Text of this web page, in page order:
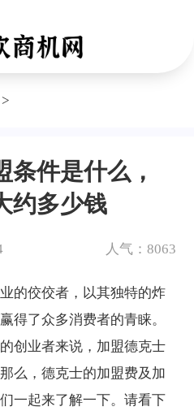
>
条件是什么，
约多少钱
人气：8063
佼佼者，以其独特的炸
得了众多消费者的青睐。
创业者来说，加盟德克士
么，德克士的加盟费及加
一起来了解一下。请看下